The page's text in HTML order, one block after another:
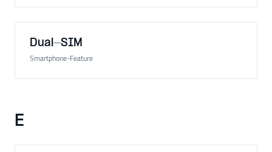
Dual-SIM
Smartphone-Feature
E